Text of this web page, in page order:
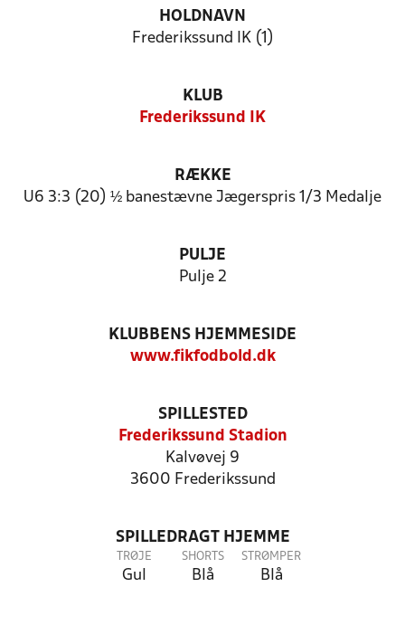
HOLDNAVN
Frederikssund IK (1)
KLUB
Frederikssund IK
RÆKKE
U6 3:3 (20) ½ banestævne Jægerspris 1/3 Medalje
PULJE
Pulje 2
KLUBBENS HJEMMESIDE
www.fikfodbold.dk
SPILLESTED
Frederikssund Stadion
Kalvøvej 9
3600 Frederikssund
SPILLEDRAGT HJEMME
TRØJE
Gul
SHORTS
Blå
STRØMPER
Blå